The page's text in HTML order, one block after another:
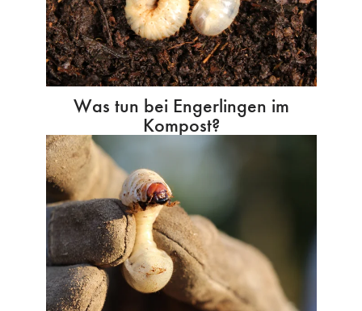
Was tun bei Engerlingen im
Kompost?